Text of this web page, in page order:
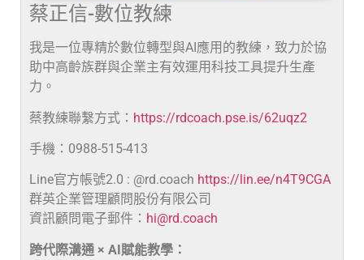
蔡正信-數位教練
我是一位專精於數位轉型與AI應用的教練，致力於協
助中高齡族群與企業主有效運用科技工具提升生產
力。
蔡教練聯繫方式： https://rdcoach.pse.is/62uqz2
手機：0988-515-413
Line官方帳號2.0 : @rd.coach https://lin.ee/n4T9CGA
群英企業管理顧問股份有限公司
資訊顧問電子郵件： hi@rd.coach
跨代際溝通 × AI賦能教學：